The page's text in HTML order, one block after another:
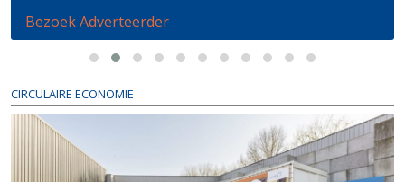
Bezoek Adverteerder
CIRCULAIRE ECONOMIE